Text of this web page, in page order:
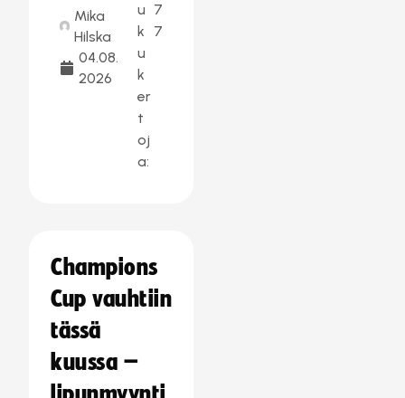
Mika
Hilska
04.08.
2026
u
k
u
k
er
t
oj
a:
7
7
Champions
Cup vauhtiin
tässä
kuussa –